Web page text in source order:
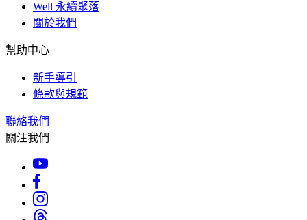
Well 永續聚落
關於我們
幫助中心
新手導引
條款與規範
聯絡我們
關注我們